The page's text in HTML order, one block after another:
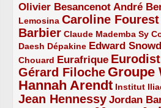
Olivier Besancenot
3/5 André
3/5
2/5
Lemosina
2/5 Caroline Fourest
4/5
Barbier
4/5 Claude Mademba Sy
2/5
2/5
Daesh
2/5 Dépakine
2/5 Edward
3/5
1/5
Chouard
2/5 Eurafrique
3/5
4/5
2/5
Gérard Filoche
4/5 Groupe
5/5
Hannah Arendt
5/5 Institut
2/5
4/5
Jean Hennessy
4/5 Jordan
3/5